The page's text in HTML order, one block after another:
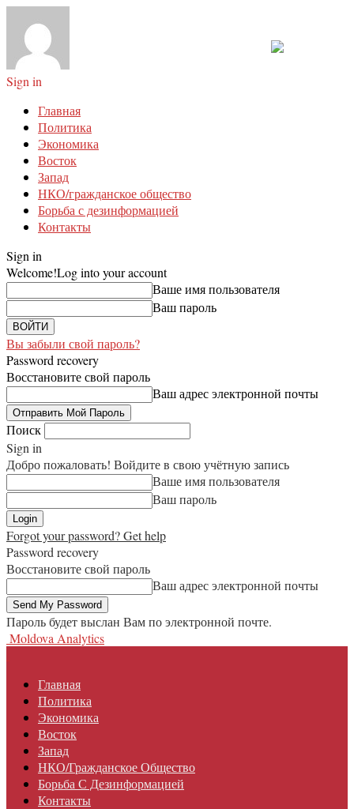
Sign in
Главная
Политика
Экономика
Восток
Запад
НКО/гражданское общество
Борьба с дезинформацией
Контакты
Sign in
Welcome!Log into your account
Ваше имя пользователя
Ваш пароль
Вы забыли свой пароль?
Password recovery
Восстановите свой пароль
Ваш адрес электронной почты
Поиск
Sign in
Добро пожаловать! Войдите в свою учётную запись
Ваше имя пользователя
Ваш пароль
Forgot your password? Get help
Password recovery
Восстановите свой пароль
Ваш адрес электронной почты
Пароль будет выслан Вам по электронной почте.
Moldova Analytics
Главная
Политика
Экономика
Восток
Запад
НКО/гражданское Общество
Борьба С Дезинформацией
Контакты